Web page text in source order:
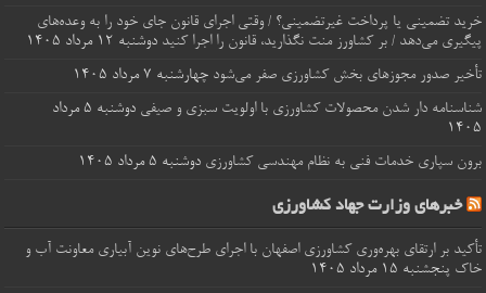
خرید تضمینی یا پرداخت غیرتضمینی؟ / وقتی اجرای قانون جای خود را به وعده‌های
پیگیری می‌دهد / بر کشاورز منت نگذارید، قانون را اجرا کنید دوشنبه ۱۲ مرداد ۱۴۰۵
تأخیر صدور مجوزهای بخش کشاورزی صفر می‌شود چهارشنبه ۷ مرداد ۱۴۰۵
شناسنامه‌ دار شدن محصولات کشاورزی با اولویت سبزی و صیفی
دوشنبه ۵ مرداد
۱۴۰۵
برون‌ سپاری خدمات فنی به نظام مهندسی کشاورزی دوشنبه ۵ مرداد ۱۴۰۵
خبرهای وزارت جهاد کشاورزی
تأکید بر ارتقای بهره‌وری کشاورزی اصفهان با اجرای طرح‌های نوین آبیاری معاونت آب و
خاک پنجشنبه ۱۵ مرداد ۱۴۰۵